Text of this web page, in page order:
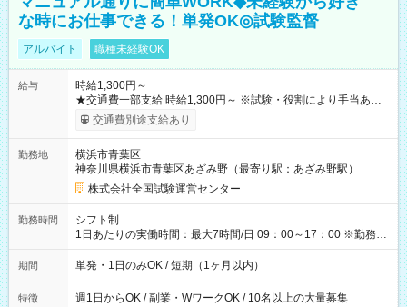
な時にお仕事できる！単発OK◎試験監督
アルバイト 職種未経験OK
給与
時給1,300円～
★交通費一部支給 時給1,300円～ ※試験・役割により手当あり
※勤務回数により昇給あり 【即給（前払い）オプションあ
り！】 希望される場合、勤務から1週間ほどで給与の一部を受け
例】 ・河合塾模擬試験 8:30～17:30（休憩1時間） 時給1,300円
×8時間＝日収10,400円＋交通費 ※当日の役割により時給＋100
円の場合あり ・国家試験 7:00～13:30（休憩なし） 時給1,300
円（役割手当＋100円）×6時間＝日収8,400円＋交通費 【試用期
間】試用期間なし
交通費別途支給あり
勤務地
横浜市青葉区
神奈川県横浜市青葉区あざみ野（最寄り駅：あざみ野駅）
株式会社全国試験運営センター
勤務時間
シフト制
1日あたりの実働時間：最大7時間/日 09：00～17：00 ※勤務時
間は 試験により異なります。
期間 単発・1日のみOK / 短期（1ヶ月以内）
特徴 週1日からOK / 副業・WワークOK / 10名以上の大量募集